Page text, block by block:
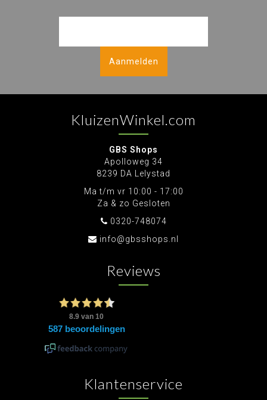
Aanmelden
KluizenWinkel.com
GBS Shops
Apolloweg 34
8239 DA Lelystad
Ma t/m vr 10:00 - 17:00
Za & zo Gesloten
0320-748074
info@gbsshops.nl
Reviews
Klantenservice